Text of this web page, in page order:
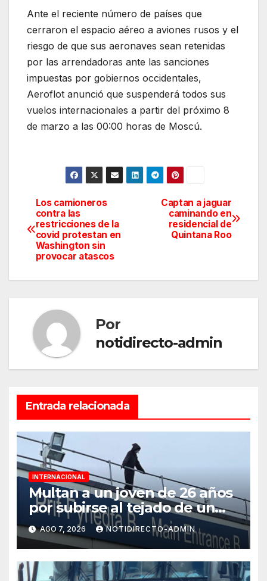
Ante el reciente número de países que
cerraron el espacio aéreo a aviones rusos y el
riesgo de que sus aeronaves sean retenidas
por las arrendadoras ante las sanciones
impuestas por gobiernos occidentales,
Aeroflot anunció que suspenderá todos sus
vuelos internacionales a partir del próximo 8
de marzo a las 00:00 horas de Moscú.
Navegación
de
entradas
Captan a jaguar
caminando en
residencial de
Quintana Roo
Los camioneros
contra las
restricciones de la
covid protestan en
Washington sin
provocar atascos
Por
notidirecto-admin
Entrada relacionada
INTERNACIONAL
Multan a un joven de 26 años
por subirse al tejado de un
hospital disfrazado de “La
Muerte” en Gales
AGO 7, 2026 NOTIDIRECTO-ADMIN